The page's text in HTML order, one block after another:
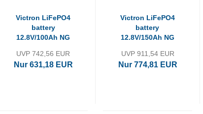
Victron LiFePO4
battery
12.8V/100Ah NG
UVP 742,56 EUR
Nur 631,18 EUR
Victron LiFePO4
battery
12.8V/150Ah NG
UVP 911,54 EUR
Nur 774,81 EUR